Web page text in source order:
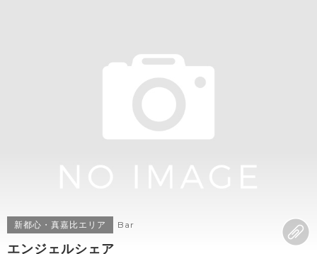
新都心・真嘉比エリア Bar
エンジェルシェア